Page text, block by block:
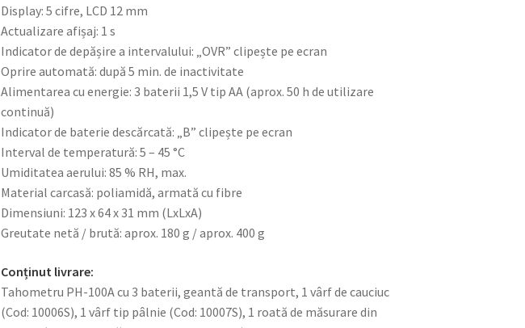
Display: 5 cifre, LCD 12 mm
Actualizare afișaj: 1 s
Indicator de depășire a intervalului: „OVR” clipește pe ecran
Oprire automată: după 5 min. de inactivitate
Alimentarea cu energie: 3 baterii 1,5 V tip AA (aprox. 50 h de utilizare
continuă)
Indicator de baterie descărcată: „B” clipește pe ecran
Interval de temperatură: 5 – 45 °C
Umiditatea aerului: 85 % RH, max.
Material carcasă: poliamidă, armată cu fibre
Dimensiuni: 123 x 64 x 31 mm (LxLxA)
Greutate netă / brută: aprox. 180 g / aprox. 400 g
Conținut livrare:
Tahometru PH-100A cu 3 baterii, geantă de transport, 1 vârf de cauciuc
(Cod: 10006S), 1 vârf tip pâlnie (Cod: 10007S), 1 roată de măsurare din